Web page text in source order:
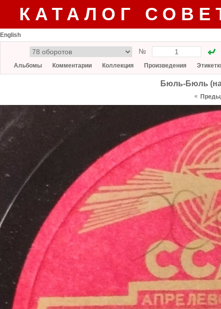
КАТАЛОГ
English
№
Альбомы Комментарии Коллекция Произведения
Бюль-Бюль
«